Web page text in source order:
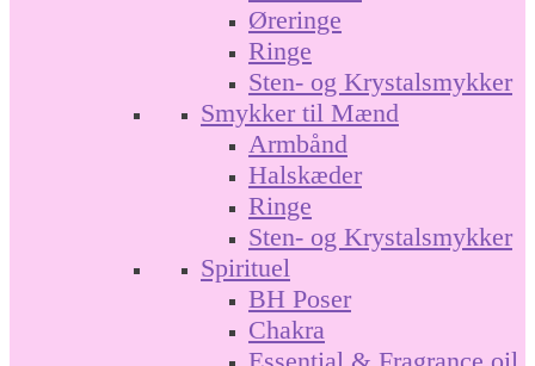
Øreringe
Ringe
Sten- og Krystalsmykker
Smykker til Mænd
Armbånd
Halskæder
Ringe
Sten- og Krystalsmykker
Spirituel
BH Poser
Chakra